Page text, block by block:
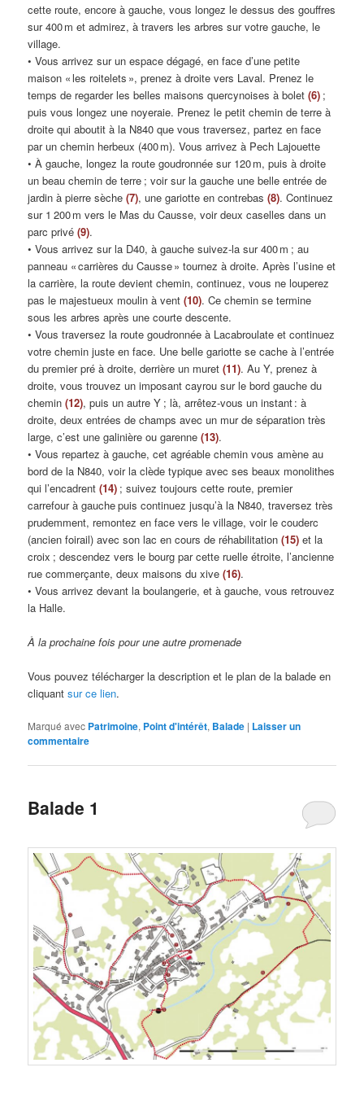
cette route, encore à gauche, vous longez le dessus des gouffres
sur 400 m et admirez, à travers les arbres sur votre gauche, le
village.
• Vous arrivez sur un espace dégagé, en face d’une petite
maison « les roitelets », prenez à droite vers Laval. Prenez le
temps de regarder les belles maisons quercynoises à bolet(6) ;
puis vous longez une noyeraie. Prenez le petit chemin de terre à
droite qui aboutit à la N840 que vous traversez, partez en face
par un chemin herbeux (400 m). Vous arrivez à Pech Lajouette
• À gauche, longez la route goudronnée sur 120 m, puis à droite
un beau chemin de terre ; voir sur la gauche une belle entrée de
jardin à pierre sèche(7), une gariotte en contrebas(8). Continuez
sur 1 200 m vers le Mas du Causse, voir deux caselles dans un
parc privé(9).
• Vous arrivez sur la D40, à gauche suivez-la sur 400 m ; au
panneau « carrières du Causse » tournez à droite. Après l’usine et
la carrière, la route devient chemin, continuez, vous ne louperez
pas le majestueux moulin à vent(10). Ce chemin se termine
sous les arbres après une courte descente.
• Vous traversez la route goudronnée à Lacabroulate et continuez
votre chemin juste en face. Une belle gariotte se cache à l’entrée
du premier pré à droite, derrière un muret(11). Au Y, prenez à
droite, vous trouvez un imposant cayrou sur le bord gauche du
chemin(12), puis un autre Y ; là, arrêtez-vous un instant : à
droite, deux entrées de champs avec un mur de séparation très
large, c’est une galinière ou garenne(13).
• Vous repartez à gauche, cet agréable chemin vous amène au
bord de la N840, voir la clède typique avec ses beaux monolithes
qui l’encadrent(14) ; suivez toujours cette route, premier
carrefour à gauche puis continuez jusqu’à la N840, traversez très
prudemment, remontez en face vers le village, voir le couderc
(ancien foirail) avec son lac en cours de réhabilitation(15) et la
croix ; descendez vers le bourg par cette ruelle étroite, l’ancienne
rue commerçante, deux maisons du xive(16).
• Vous arrivez devant la boulangerie, et à gauche, vous retrouvez
la Halle.
À la prochaine fois pour une autre promenade
Vous pouvez télécharger la description et le plan de la balade en
cliquantsur ce lien.
Marqué avec Patrimoine, Point d'intérêt, Balade | Laisser un
commentaire
Balade 1